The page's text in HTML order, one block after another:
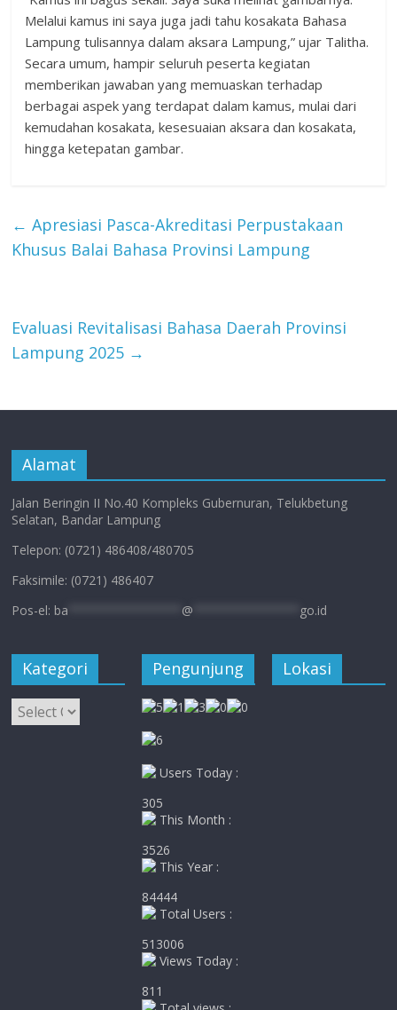
Melalui kamus ini saya juga jadi tahu kosakata Bahasa
Lampung tulisannya dalam aksara Lampung,” ujar Talitha.
Secara umum, hampir seluruh peserta kegiatan
memberikan jawaban yang memuaskan terhadap
berbagai aspek yang terdapat dalam kamus, mulai dari
kemudahan kosakata, kesesuaian aksara dan kosakata,
hingga ketepatan gambar.
← Apresiasi Pasca-Akreditasi Perpustakaan
Khusus Balai Bahasa Provinsi Lampung
Evaluasi Revitalisasi Bahasa Daerah Provinsi
Lampung 2025 →
Alamat
Jalan Beringin II No.40 Kompleks Gubernuran, Telukbetung
Selatan, Bandar Lampung
Telepon: (0721) 486408/480705
Faksimile: (0721) 486407
Pos-el: ba @ go.id
Kategori
Kategori
Pengunjung
Users Today :
305
This Month :
3526
This Year :
84444
Total Users :
513006
Views Today :
811
Lokasi